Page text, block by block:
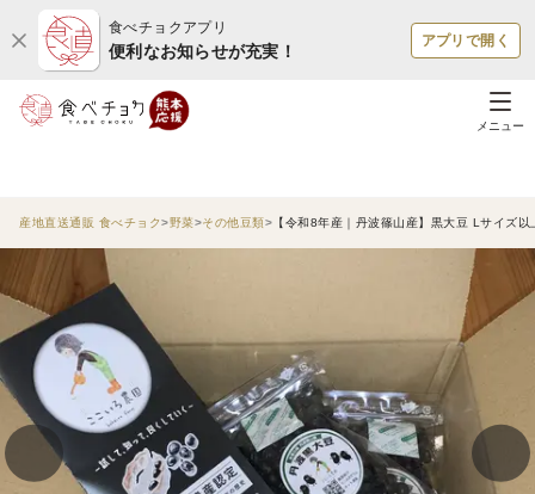
食べチョクアプリ
便利なお知らせが充実！
アプリで開く
メニュー
産地直送通販 食べチョク 野菜 その他豆類 【令和8年産｜丹波篠山産】黒大豆 Lサイズ